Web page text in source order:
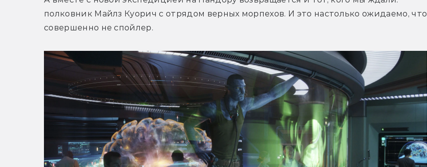
полковник Майлз Куорич с отрядом верных морпехов. И это настолько ожидаемо, что
совершенно не спойлер.